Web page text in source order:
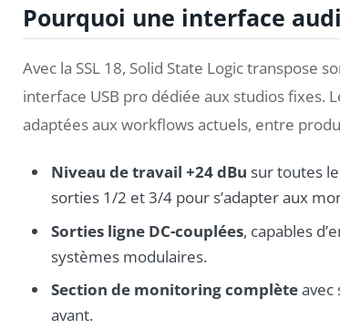
Pourquoi une interface
Avec la SSL 18, Solid State Logic transpose
interface USB pro dédiée aux studios fixes.
adaptées aux workflows actuels, entre
Niveau de travail +24 dBu sur toutes
sorties 1/2 et 3/4 pour s’adapter aux
Sorties ligne DC-couplées, capables
systèmes modulaires.
Section de monitoring complèteavec
avant.